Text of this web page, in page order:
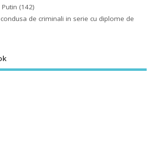
(142)
de criminali in serie cu diplome de